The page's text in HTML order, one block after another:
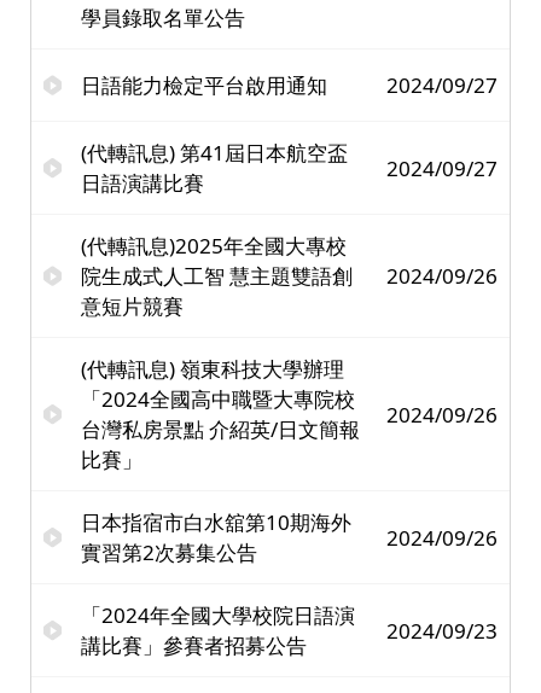
學員錄取名單公告
日語能力檢定平台啟用通知 2024/09/27
(代轉訊息) 第41屆日本航空盃
日語演講比賽
2024/09/27
(代轉訊息)2025年全國大專校
院生成式人工智 慧主題雙語創
意短片競賽
2024/09/26
(代轉訊息) 嶺東科技大學辦理
「2024全國高中職暨大專院校
台灣私房景點 介紹英/日文簡報
比賽」
2024/09/26
日本指宿市白水舘第10期海外
實習第2次募集公告
2024/09/26
「2024年全國大學校院日語演
講比賽」參賽者招募公告
2024/09/23